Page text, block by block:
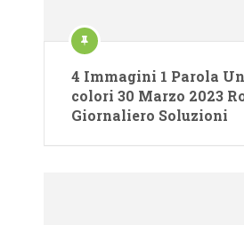
4 Immagini 1 Parola
colori 30 Marzo 2023
Giornaliero Soluzioni